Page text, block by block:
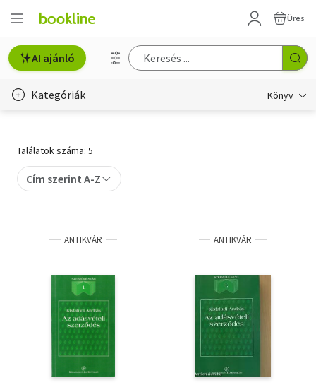
Üres
AI ajánló
Kategóriák Könyv
Gyermek- és ifjúsági
Szakkönyv
Szótár, nyelvkönyv
Tankönyv, segédkönyv
Találatok száma: 5
Cím szerint A-Z
ANTIKVÁR ANTIKVÁR